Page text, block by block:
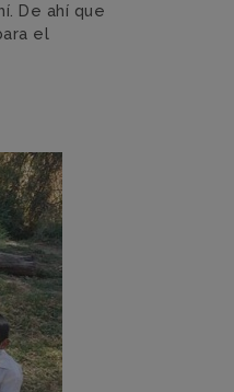
De ahí que
el